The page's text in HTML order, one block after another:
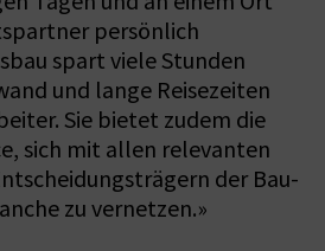
persönlich
spart viele Stunden
und lange Reisezeiten
Sie bietet zudem die
sich mit allen relevanten
der Bau-
zu vernetzen.»